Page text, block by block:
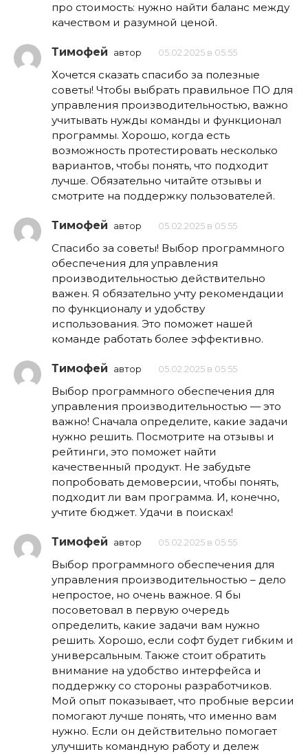
про стоимость: нужно найти баланс между
качеством и разумной ценой.
Тимофей автор 05.02.2025 в 05:55
Хочется сказать спасибо за полезные
советы! Чтобы выбрать правильное ПО для
управления производительностью, важно
учитывать нужды команды и функционал
программы. Хорошо, когда есть
возможность протестировать несколько
вариантов, чтобы понять, что подходит
лучше. Обязательно читайте отзывы и
смотрите на поддержку пользователей.
Тимофей автор 05.02.2025 в 05:55
Спасибо за советы! Выбор программного
обеспечения для управления
производительностью действительно
важен. Я обязательно учту рекомендации
по функционалу и удобству
использования. Это поможет нашей
команде работать более эффективно.
Тимофей автор 05.02.2025 в 05:55
Выбор программного обеспечения для
управления производительностью — это
важно! Сначала определите, какие задачи
нужно решить. Посмотрите на отзывы и
рейтинги, это поможет найти
качественный продукт. Не забудьте
попробовать демоверсии, чтобы понять,
подходит ли вам программа. И, конечно,
учтите бюджет. Удачи в поисках!
Тимофей автор 05.02.2025 в 05:55
Выбор программного обеспечения для
управления производительностью – дело
непростое, но очень важное. Я бы
посоветовал в первую очередь
определить, какие задачи вам нужно
решить. Хорошо, если софт будет гибким и
универсальным. Также стоит обратить
внимание на удобство интерфейса и
поддержку со стороны разработчиков.
Мой опыт показывает, что пробные версии
помогают лучше понять, что именно вам
нужно. Если он действительно помогает
улучшить командную работу и дележ